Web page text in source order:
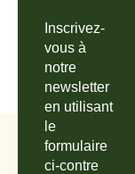
Inscrivez-
vous à
notre
newsletter
en utilisant
le
formulaire
ci-contre